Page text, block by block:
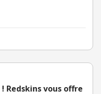
Redskins vous offre